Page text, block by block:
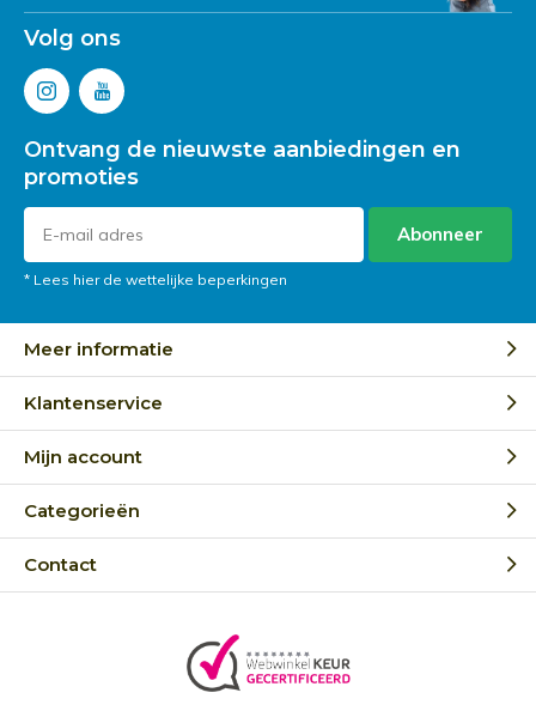
Volg ons
Ontvang de nieuwste aanbiedingen en
promoties
Abonneer
* Lees hier de wettelijke beperkingen
Meer informatie
Klantenservice
Mijn account
Categorieën
Contact